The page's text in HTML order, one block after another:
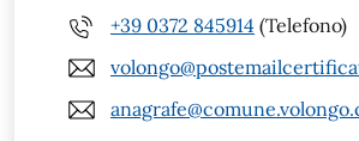
+39 0372 845914 (Telefono)